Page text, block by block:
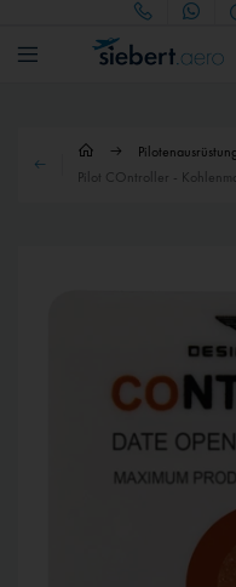
Pilot COntroller -